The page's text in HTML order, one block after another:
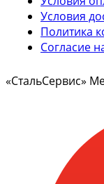
Условия
Политика
Согласие
«СтальСервис»